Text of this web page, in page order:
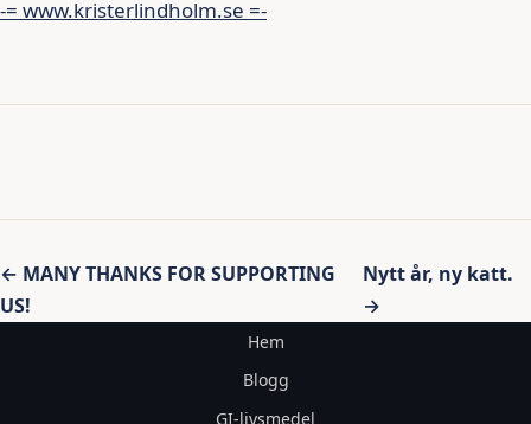
-= www.kristerlindholm.se =-
Inläggsnavigering
← MANY THANKS FOR SUPPORTING
US!
Nytt år, ny katt.
→
Hem
Blogg
GI-livsmedel